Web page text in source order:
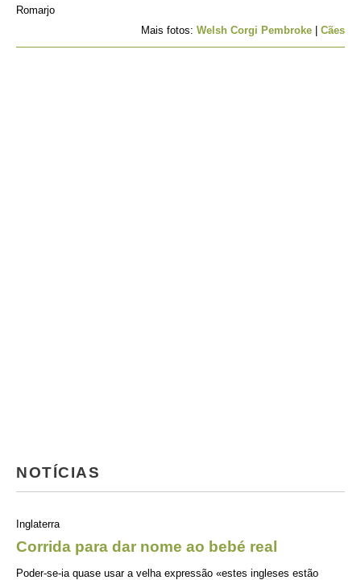
Romarjo
Mais fotos: Welsh Corgi Pembroke Cães
NOTÍCIAS
Inglaterra
Corrida para dar nome ao bebé real
Poder-se-ia quase usar a velha expressão «estes ingleses estão